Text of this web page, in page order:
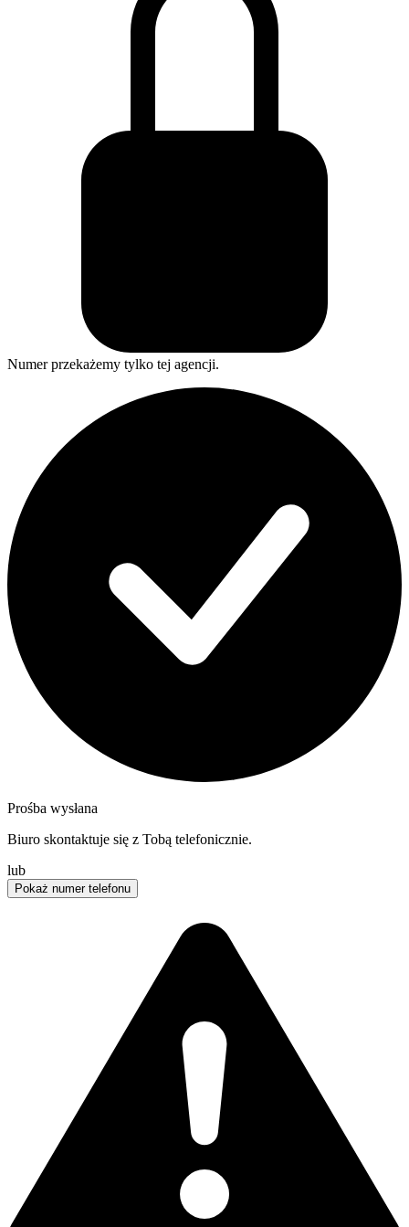
Numer przekażemy tylko tej agencji.
Prośba wysłana
Biuro skontaktuje się z Tobą telefonicznie.
lub
Pokaż numer telefonu